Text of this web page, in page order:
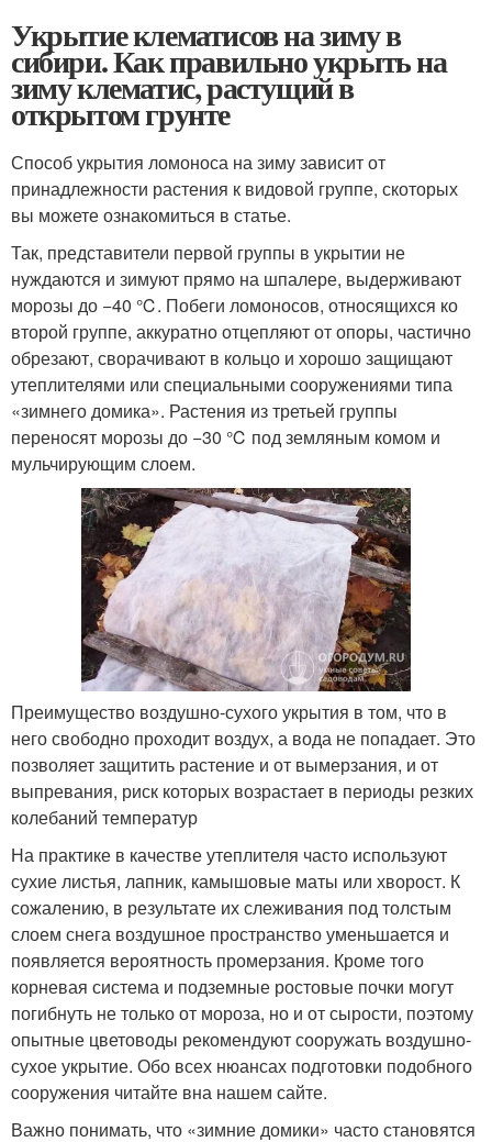
Укрытие клематисов на зиму в
сибири. Как правильно укрыть на
зиму клематис, растущий в
открытом грунте
Способ укрытия ломоноса на зиму зависит от
принадлежности растения к видовой группе, скоторых
вы можете ознакомиться в статье.
Так, представители первой группы в укрытии не
нуждаются и зимуют прямо на шпалере, выдерживают
морозы до −40 ℃. Побеги ломоносов, относящихся ко
второй группе, аккуратно отцепляют от опоры, частично
обрезают, сворачивают в кольцо и хорошо защищают
утеплителями или специальными сооружениями типа
«зимнего домика». Растения из третьей группы
переносят морозы до −30 ℃ под земляным комом и
мульчирующим слоем.
Преимущество воздушно-сухого укрытия в том, что в
него свободно проходит воздух, а вода не попадает. Это
позволяет защитить растение и от вымерзания, и от
выпревания, риск которых возрастает в периоды резких
колебаний температур
На практике в качестве утеплителя часто используют
сухие листья, лапник, камышовые маты или хворост. К
сожалению, в результате их слеживания под толстым
слоем снега воздушное пространство уменьшается и
появляется вероятность промерзания. Кроме того
корневая система и подземные ростовые почки могут
погибнуть не только от мороза, но и от сырости, поэтому
опытные цветоводы рекомендуют сооружать воздушно-
сухое укрытие. Обо всех нюансах подготовки подобного
сооружения читайте вна нашем сайте.
Важно понимать, что «зимние домики» часто становятся